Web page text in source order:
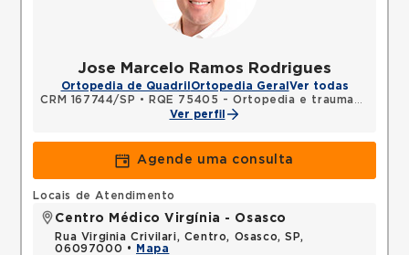
Jose Marcelo Ramos Rodrigues
Ortopedia de Quadril Ortopedia Geral Ver todas
CRM 167744/SP •
RQE 75405 - Ortopedia e traumatologia
Ver perfil
Agende uma consulta
Locais de Atendimento
Centro Médico Virgínia - Osasco
Rua Virginia Crivilari, Centro, Osasco, SP,
06097000 •
Mapa